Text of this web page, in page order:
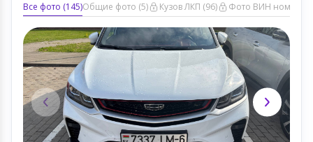
Все фото (145)Общие фото (5) Кузов ЛКП (96) Фото ВИН номера